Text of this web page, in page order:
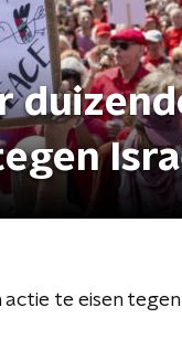
te eisen tegen